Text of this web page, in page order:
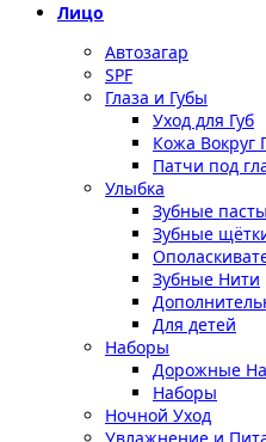
Лицо
Автозагар
SPF
Глаза и Губы
Уход для Губ
Кожа Вокруг
Патчи под
Улыбка
Зубные пасты
Зубные
Зубные Нити
Для детей
Наборы
Дорожные
Наборы
Ночной Уход